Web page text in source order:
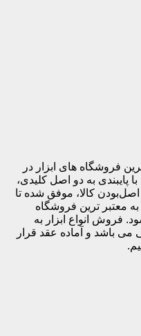
فروشگاه های ابزار در
پایبندی به دو اصل کلیدی،
کالا، موفق شده تا
معتبر ترین فروشگاه
فروش انواع ابزار به
باشد و آماده عقد قرار